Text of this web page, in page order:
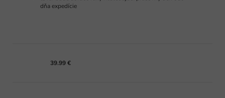
dňa expedície
39.99 €